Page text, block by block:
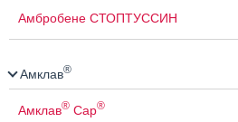
Амбробене СТОПТУССИН
Амклав®
Амклав® Сар®